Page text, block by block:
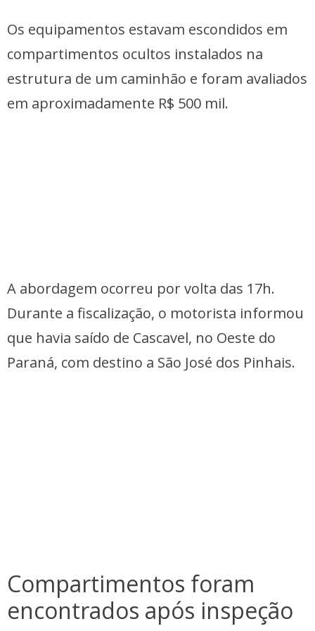
Os equipamentos estavam escondidos em
compartimentos ocultos instalados na
estrutura de um caminhão e foram avaliados
em aproximadamente R$ 500 mil.
A abordagem ocorreu por volta das 17h.
Durante a fiscalização, o motorista informou
que havia saído de Cascavel, no Oeste do
Paraná, com destino a São José dos Pinhais.
Compartimentos foram
encontrados após inspeção